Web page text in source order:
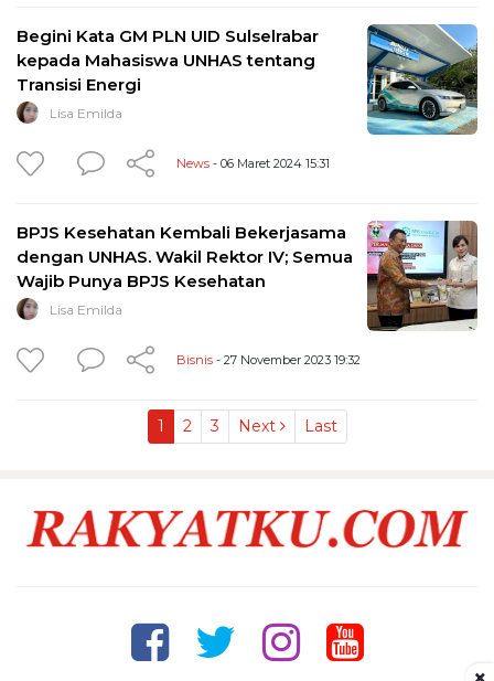
Begini Kata GM PLN UID Sulselrabar
kepada Mahasiswa UNHAS tentang
Transisi Energi
Lisa Emilda
News - 06 Maret 2024 15:31
BPJS Kesehatan Kembali Bekerjasama
dengan UNHAS. Wakil Rektor IV; Semua
Wajib Punya BPJS Kesehatan
Lisa Emilda
Bisnis - 27 November 2023 19:32
1 2 3 Next Last